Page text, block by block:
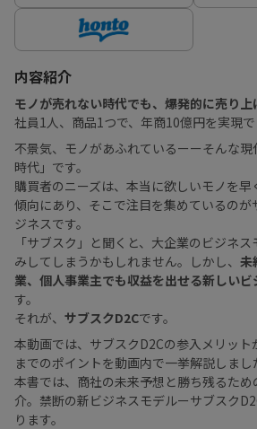
内容紹介
モノが売れない時代でも、爆発的に売り上
社員1人、商品1つで、年商10億円を実現
不景気、モノがあふれているーーそんな
時代」です。
購買者のニーズは、本当に欲しいモノを早
傾向にあり、そこで注目を集めているの
ジネスです。
「サブスク」と聞くと、大企業のビジネ
みしてしまうかもしれません。しかし、 未
業、個人事業主でも収益を出せる新しいビ
す。
それが、 サブスクD2Cです。
本動画では、サブスクD2Cの参入メリット
までのポイントを動画内で一挙解説しまし
本書では、商社の未来予想と勝ち残るた
介。禁断の新ビジネスモデルーサブスク
ります。